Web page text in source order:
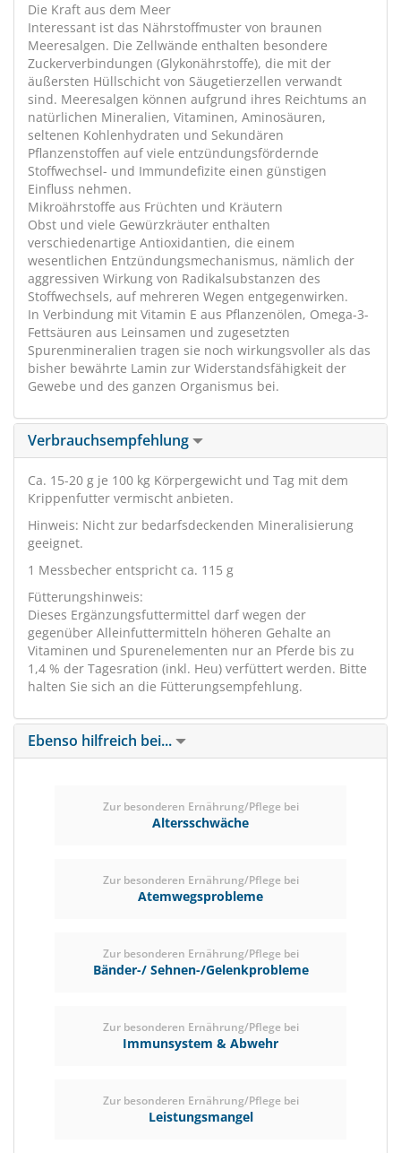
Die Kraft aus dem Meer
Interessant ist das Nährstoffmuster von braunen
Meeresalgen. Die Zellwände enthalten besondere
Zuckerverbindungen (Glykonährstoffe), die mit der
äußersten Hüllschicht von Säugetierzellen verwandt
sind. Meeresalgen können aufgrund ihres Reichtums an
natürlichen Mineralien, Vitaminen, Aminosäuren,
seltenen Kohlenhydraten und Sekundären
Pflanzenstoffen auf viele entzündungsfördernde
Stoffwechsel- und Immundefizite einen günstigen
Einfluss nehmen.
Mikroährstoffe aus Früchten und Kräutern
Obst und viele Gewürzkräuter enthalten
verschiedenartige Antioxidantien, die einem
wesentlichen Entzündungsmechanismus, nämlich der
aggressiven Wirkung von Radikalsubstanzen des
Stoffwechsels, auf mehreren Wegen entgegenwirken.
In Verbindung mit Vitamin E aus Pflanzenölen, Omega-3-
Fettsäuren aus Leinsamen und zugesetzten
Spurenmineralien tragen sie noch wirkungsvoller als das
bisher bewährte Lamin zur Widerstandsfähigkeit der
Gewebe und des ganzen Organismus bei.
Verbrauchsempfehlung
Ca. 15-20 g je 100 kg Körpergewicht und Tag mit dem
Krippenfutter vermischt anbieten.
Hinweis: Nicht zur bedarfsdeckenden Mineralisierung
geeignet.
1 Messbecher entspricht ca. 115 g
Fütterungshinweis:
Dieses Ergänzungsfuttermittel darf wegen der
gegenüber Alleinfuttermitteln höheren Gehalte an
Vitaminen und Spurenelementen nur an Pferde bis zu
1,4 % der Tagesration (inkl. Heu) verfüttert werden. Bitte
halten Sie sich an die Fütterungsempfehlung.
Ebenso hilfreich bei...
Zur besonderen Ernährung/Pflege bei
Altersschwäche
Zur besonderen Ernährung/Pflege bei
Atemwegsprobleme
Zur besonderen Ernährung/Pflege bei
Bänder-/ Sehnen-/Gelenkprobleme
Zur besonderen Ernährung/Pflege bei
Immunsystem & Abwehr
Zur besonderen Ernährung/Pflege bei
Leistungsmangel